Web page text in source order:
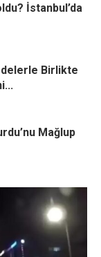
İstanbul’da
Birlikte
Mağlup